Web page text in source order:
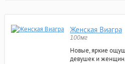
Женская Виагра
100мг
Новые, яркие
девушек и женщин.